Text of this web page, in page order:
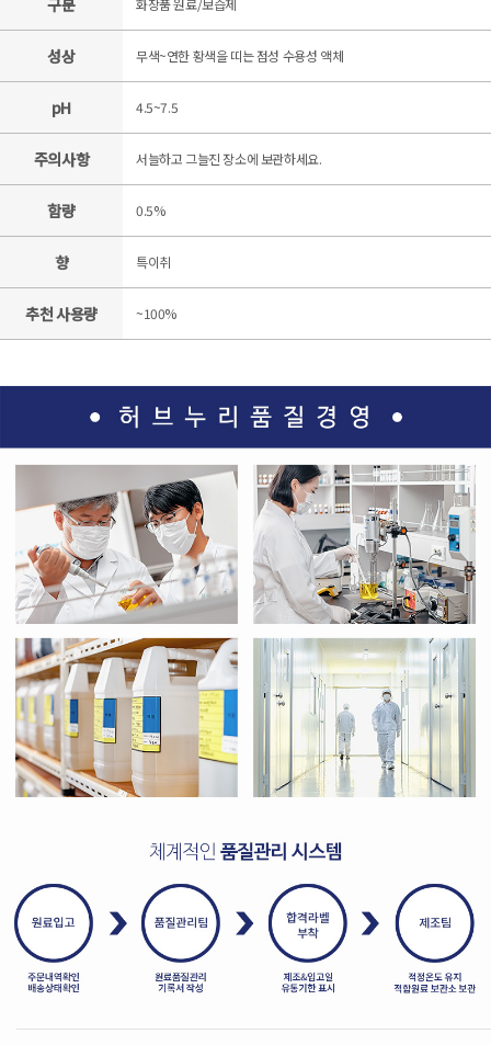
화장품 원료/보습제
성상 무색~연한 황색을 띠는 점성 수용성 액체
pH 4.5~7.5
주의사항 서늘하고 그늘진 장소에 보관하세요.
함량 0.5%
향 특이취
추천 사용량 ~100%